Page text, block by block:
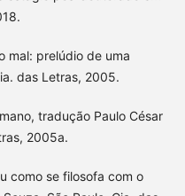
mal: prelúdio de uma
das Letras, 2005.
tradução Paulo César
2005a.
como se filosofa com o